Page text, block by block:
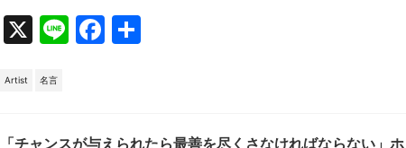
X
Li F
Artist 名言
「チャンスが与えられたら最善を尽くさなければならない」